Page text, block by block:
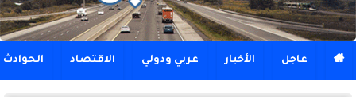
 عاجل الأخبار عربي ودولي الاقتصاد الحوادث